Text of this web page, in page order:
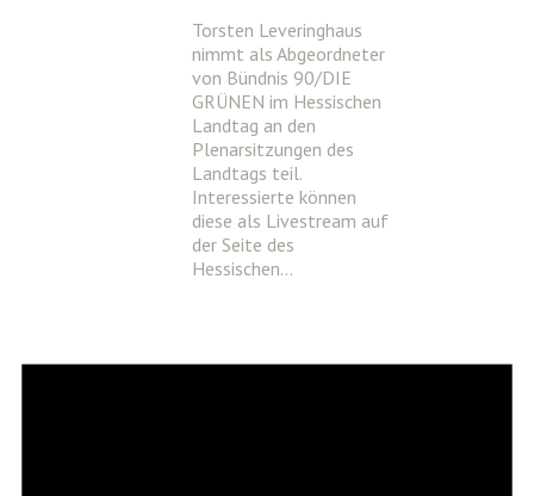
Torsten Leveringhaus
nimmt als Abgeordneter
von Bündnis 90/DIE
GRÜNEN im Hessischen
Landtag an den
Plenarsitzungen des
Landtags teil.
Interessierte können
diese als Livestream auf
der Seite des
Hessischen…